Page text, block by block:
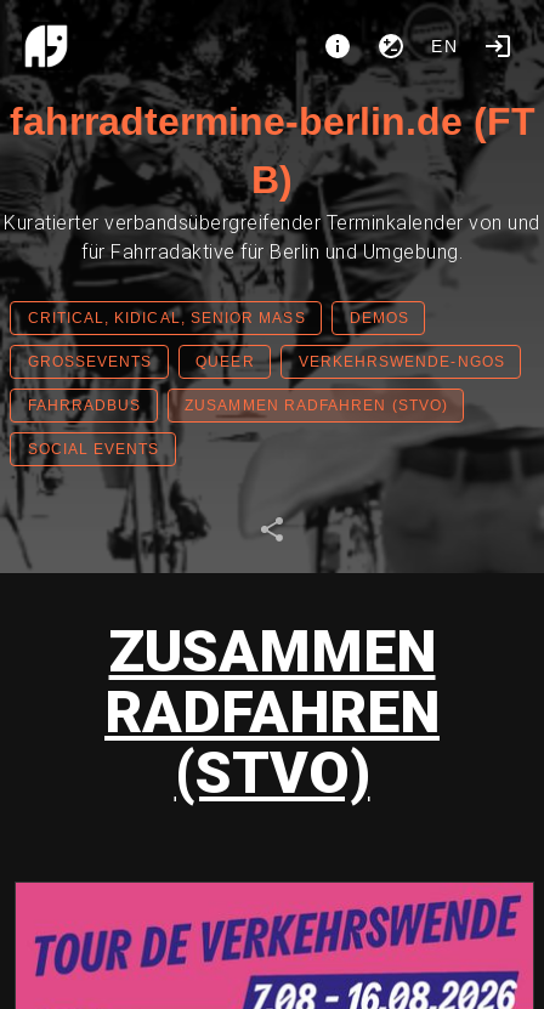
EN
fahrradtermine-berlin.de (FT
B)
Kuratierter verbandsübergreifender Terminkalender von und
für Fahrradaktive für Berlin und Umgebung.
CRITICAL, KIDICAL, SENIOR MASS DEMOS
GROSSEVENTS QUEER VERKEHRSWENDE-NGOS
FAHRRADBUS ZUSAMMEN RADFAHREN (STVO)
SOCIAL EVENTS
ZUSAMMEN
RADFAHREN
(STVO)